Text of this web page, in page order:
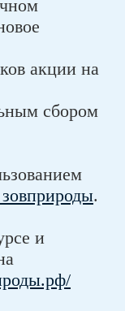
акции на
сбором
.
и